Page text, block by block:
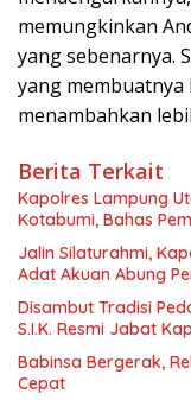
memungkinkan
yang sebenarnya.
yang
menambahkan
Berita Terkait
Kapolres Lampung
Kotabumi, Bahas
Jalin Silaturahmi,
Adat Akuan Abung
Disambut Tradisi
S.I.K. Resmi Jabat
Babinsa Bergerak,
Cepat